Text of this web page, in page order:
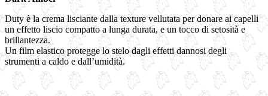
Duty è la crema lisciante dalla texture vellutata per donare ai capelli
un effetto liscio compatto a lunga durata, e un tocco di setosità e
brillantezza.
Un film elastico protegge lo stelo dagli effetti dannosi degli
strumenti a caldo e dall’umidità.